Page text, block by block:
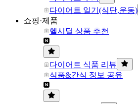
다이어트 일기(식단,운동)
쇼핑·제품
헬시딜 상품 추천
다이어트 식품 리뷰
식품&간식 정보 공유